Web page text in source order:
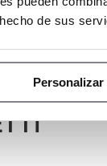
de sus
Personalizar